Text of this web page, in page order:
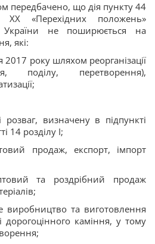
передбачено, що дія пункту 44
XX «Перехідних положень»
не поширюється на
які:
2017 року шляхом реорганізації
поділу, перетворення),
розваг, визначену в підпункті
14 розділу I;
продаж, експорт, імпорт
та роздрібний продаж
виробництво та виготовлення
дорогоцінного каміння, у тому